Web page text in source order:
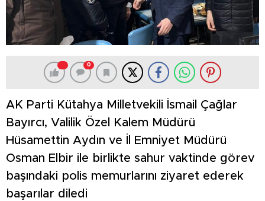
0
AK Parti Kütahya Milletvekili İsmail Çağlar
Bayırcı, Valilik Özel Kalem Müdürü
Hüsamettin Aydın ve İl Emniyet Müdürü
Osman Elbir ile birlikte sahur vaktinde görev
başındaki polis memurlarını ziyaret ederek
başarılar diledi